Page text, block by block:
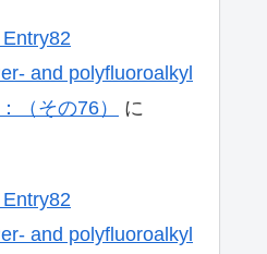
（その76）
に